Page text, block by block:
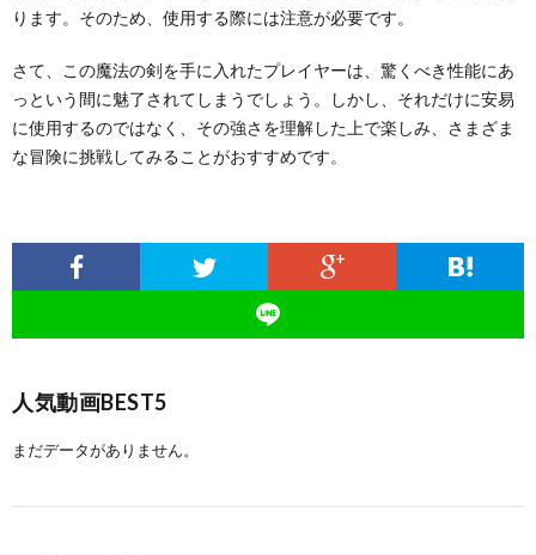
ります。そのため、使用する際には注意が必要です。
さて、この魔法の剣を手に入れたプレイヤーは、驚くべき性能にあ
っという間に魅了されてしまうでしょう。しかし、それだけに安易
に使用するのではなく、その強さを理解した上で楽しみ、さまざま
な冒険に挑戦してみることがおすすめです。
人気動画BEST5
まだデータがありません。